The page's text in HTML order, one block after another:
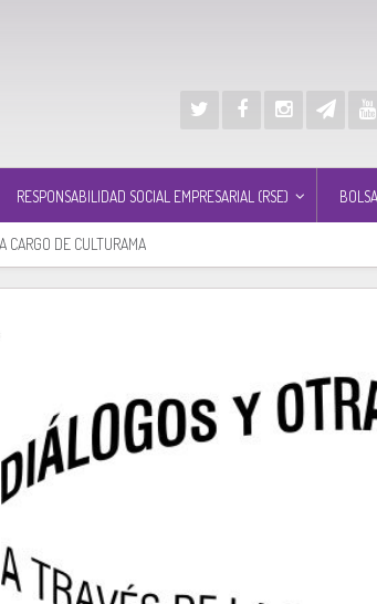
RESPONSABILIDAD SOCIAL EMPRESARIAL (RSE)
CARGO DE CULTURAMA